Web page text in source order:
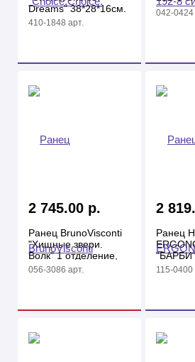
Dreams" 38*28*16см.
жесткая спинка. 1отд,
410-1848 арт.
042-0424
2 745.00 р.
Ранец BrunoVisconti
"Хищные звери.
Волк" 1 отделение,
на молнии, синий
056-3086 арт.
2
Ранец
"БАРБИ"
115-0400